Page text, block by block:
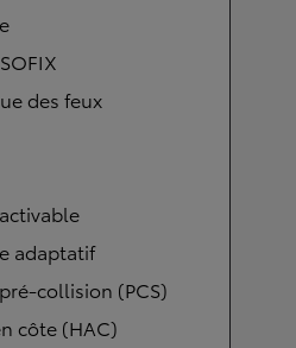
des feux
adaptatif
collision (PCS)
côte (HAC)